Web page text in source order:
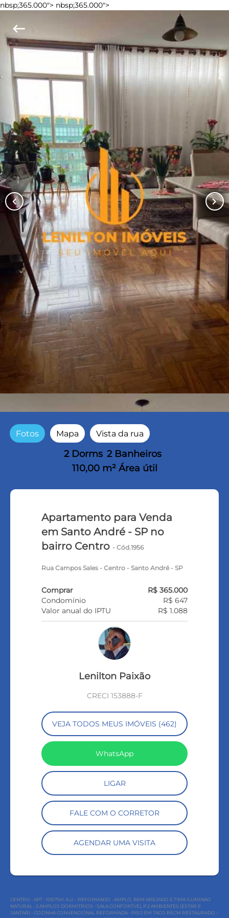
nbsp;365.000"> nbsp;365.000">
keyboard_backspace
chevron_left chevron_right
Fotos Mapa Vista da rua
2 Dorms 2 Banheiros
110,00 m² Área útil
Apartamento para Venda
em Santo André - SP no
bairro Centro - Cód.1956
Rua Campos Sales - Centro - Santo André - SP
Comprar
R$ 365.000
Condomínio
R$ 647
Valor anual do IPTU
R$ 1.088
Lenilton Paixão
CRECI 153888-F
VEJA TODOS MEUS IMÓVEIS (462)
WhatsApp
LIGAR
FALE COM O CORRETOR
AGENDAR UMA VISITA
CENTRO - APT - 109,75m A.U. - REFORMADO - AMPLO, BEM AREJADO E TIMA ILUMINAO
NATURAL - 2 AMPLOS DORMITRIOS - SALA CONFORTVEL P 2 AMBIENTES (ESTAR E
JANTAR) - COZINHA CONVENCIONAL REFORMADA - PISO EM TACO RECM RESTAURADO -